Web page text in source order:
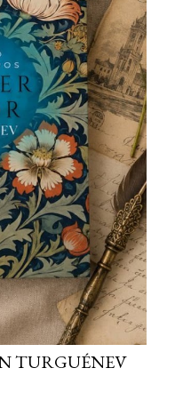
TURGUÉNEV